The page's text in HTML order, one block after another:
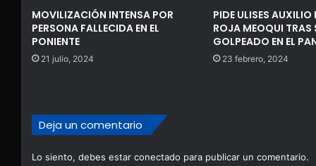
MOVILIZACIÓN INTENSA POR
PERSONA FALLECIDA EN EL
PONIENTE
21 julio, 2024
PIDE ULISES AUXILIO
ROJA MEOQUI TRAS
GOLPEADO EN EL
23 febrero, 2024
Deja un comentario
Lo siento, debes estar conectado para publicar un comentario.